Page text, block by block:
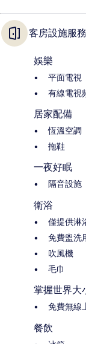
客房設施服務
娛樂
平面電視
有線電視
居家配備
恆溫空調
拖鞋
一夜好眠
隔音設施
衛浴
僅提供淋
免費盥洗
吹風機
毛巾
掌握世界大
免費無線
餐飲